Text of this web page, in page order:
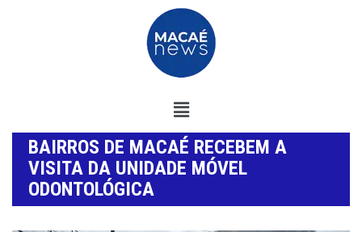
BAIRROS DE MACAÉ RECEBEM A
VISITA DA UNIDADE MÓVEL
ODONTOLÓGICA